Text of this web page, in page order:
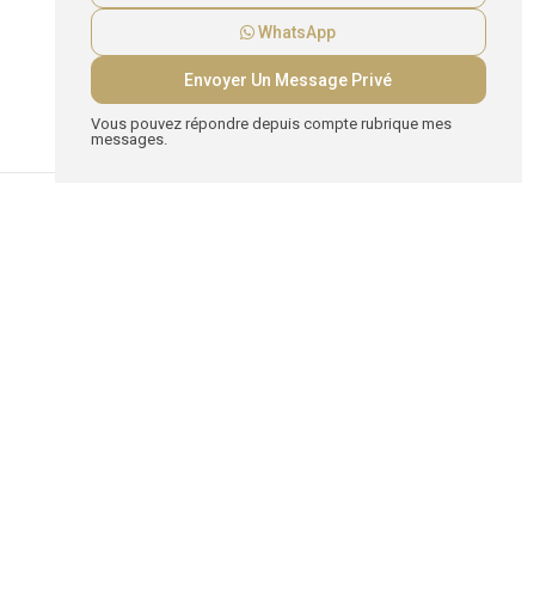
WhatsApp
Vous pouvez répondre depuis compte rubrique mes
messages.